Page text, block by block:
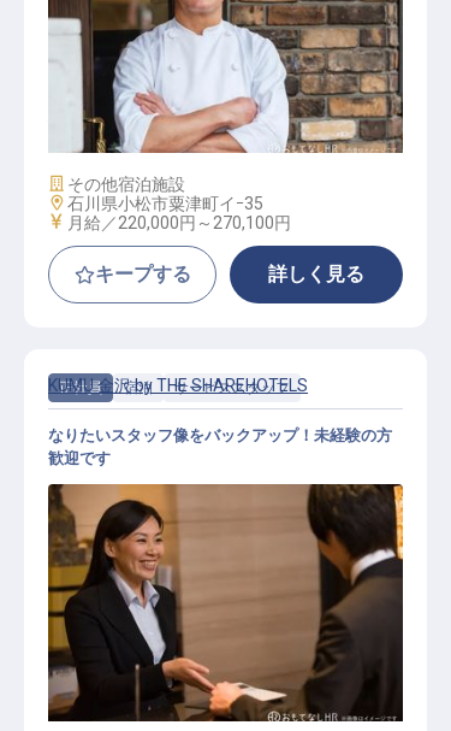
料理長・マネージャー・シェフ / 正
社員
施設業態
その他宿泊施設
勤務地
石川県小松市粟津町イｰ35
給与
月給／220,000円～ 270,100円
キープする 詳しく見る
正社員 宿泊 サービススタッフ
ホテルスタッフ（正社員）
KUMU 金沢 by THE SHAREHOTELS
なりたいスタッフ像をバックアップ！未経験の方
歓迎です